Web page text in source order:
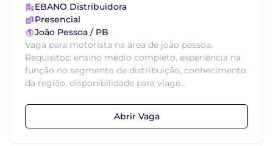
EBANO Distribuidora
Presencial
João Pessoa / PB
Vaga para motorista na área de joão pessoa.
Requisitos: ensino médio completo, experiência na
função no segmento de distribuição, conhecimento
da região, disponibilidade para viage...
Abrir Vaga